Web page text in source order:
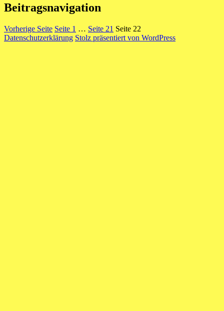
Beitragsnavigation
Vorherige Seite Seite 1 … Seite 21 Seite 22
Datenschutzerklärung Stolz präsentiert von WordPress